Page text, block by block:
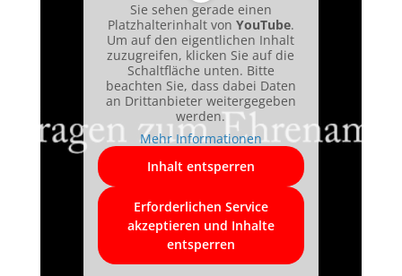
Sie sehen gerade einen
Platzhalterinhalt von YouTube.
Um auf den eigentlichen Inhalt
zuzugreifen, klicken Sie auf die
Schaltfläche unten. Bitte
beachten Sie, dass dabei Daten
an Drittanbieter weitergegeben
werden.
Mehr Informationen
Inhalt entsperren
Erforderlichen Service
akzeptieren und Inhalte
entsperren